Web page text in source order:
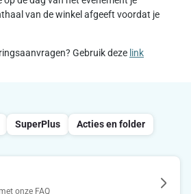
van de winkel afgeeft voordat je
Gebruik deze link
SuperPlus
Acties en folder
onze FAQ